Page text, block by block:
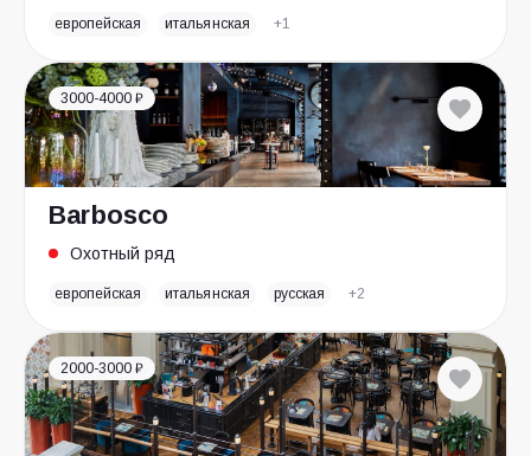
европейская итальянская +1
3000-4000 ₽
Barbosco
Охотный ряд
европейская итальянская русская +2
2000-3000 ₽